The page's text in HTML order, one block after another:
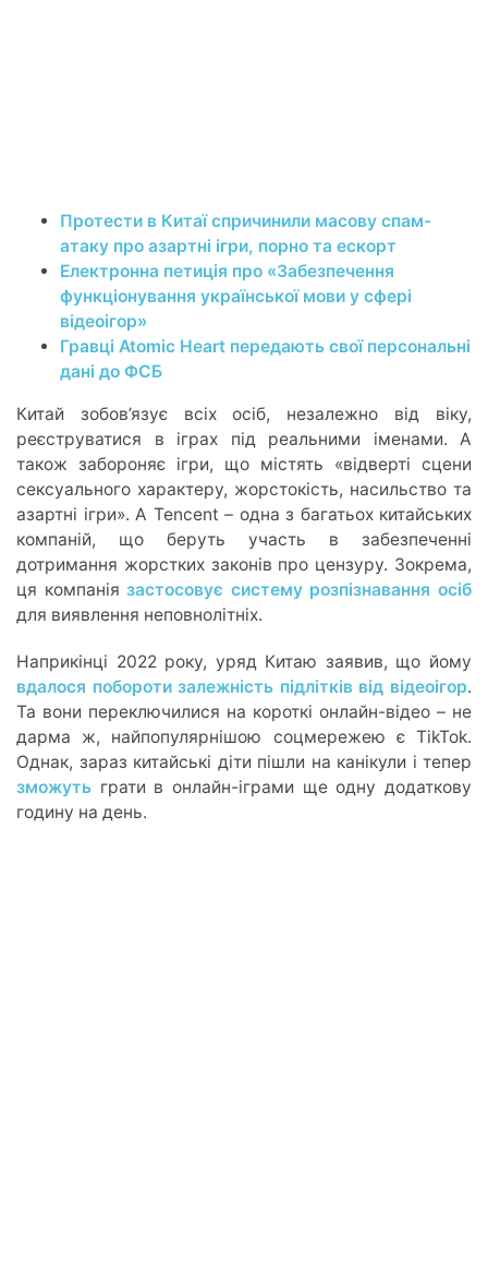
Протести в Китаї спричинили масову спам-
атаку про азартні ігри, порно та ескорт
Електронна петиція про «Забезпечення
функціонування української мови у сфері
відеоігор»
Гравці Atomic Heart передають свої персональні
дані до ФСБ
Китай зобов’язує всіх осіб, незалежно від віку,
реєструватися в іграх під реальними іменами. А
також забороняє ігри, що містять «відверті сцени
сексуального характеру, жорстокість, насильство та
азартні ігри». А Tencent – одна з багатьох китайських
компаній, що беруть участь в забезпеченні
дотримання жорстких законів про цензуру. Зокрема,
ця компаніязастосовує систему розпізнавання осіб
для виявлення неповнолітніх.
Наприкінці 2022 року, уряд Китаю заявив, що йому
вдалося побороти залежність підлітків від відеоігор.
Та вони переключилися на короткі онлайн-відео – не
дарма ж, найпопулярнішою соцмережею є TikTok.
Однак, зараз китайські діти пішли на канікули і тепер
зможуть грати в онлайн-іграми ще одну додаткову
годину на день.